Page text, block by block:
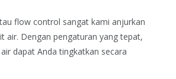
flow control sangat kami anjurkan
air. Dengan pengaturan yang tepat,
dapat Anda tingkatkan secara